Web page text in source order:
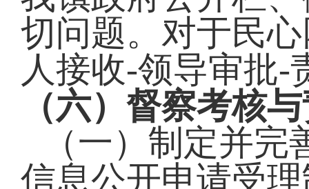
切问题。对于民
人接收-领导审批-
（六） 督察考核
（一）制定并
信息公开申请受